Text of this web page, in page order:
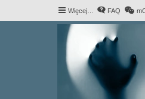
Więcej… FAQ